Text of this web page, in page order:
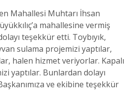
Mahallesi Muhtarı İhsan
mahallesine vermiş
teşekkür etti. Toybıyık,
sulama projemizi yaptılar,
halen hizmet veriyorlar. Kapalı
yaptılar. Bunlardan dolayı
ve ekibine teşekkür